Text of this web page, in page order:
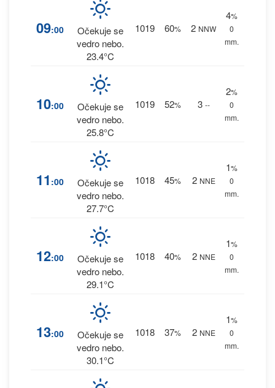
09:00
Očekuje se
vedro nebo.
23.4°C
1019 60% 2 NNW
4%
0
mm.
10:00
Očekuje se
vedro nebo.
25.8°C
1019 52% 3 --
2%
0
mm.
11 :00
Očekuje se
vedro nebo.
27.7°C
1018 45% 2 NNE
1%
0
mm.
12:00
Očekuje se
vedro nebo.
29.1°C
1018 40% 2 NNE
1%
0
mm.
13:00
Očekuje se
vedro nebo.
30.1°C
1018 37% 2 NNE
1%
0
mm.